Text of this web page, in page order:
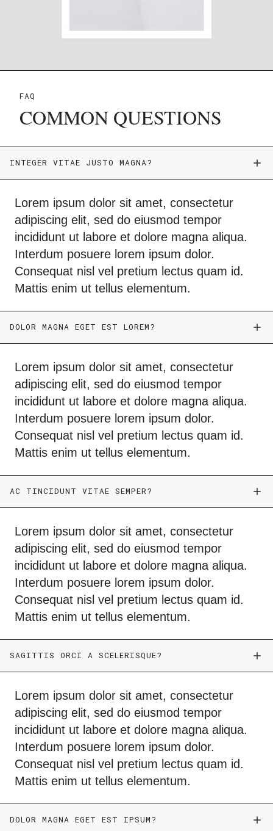
FAQ
COMMON QUESTIONS
INTEGER VITAE JUSTO MAGNA?
Lorem ipsum dolor sit amet, consectetur
adipiscing elit, sed do eiusmod tempor
incididunt ut labore et dolore magna aliqua.
Interdum posuere lorem ipsum dolor.
Consequat nisl vel pretium lectus quam id.
Mattis enim ut tellus elementum.
DOLOR MAGNA EGET EST LOREM?
Lorem ipsum dolor sit amet, consectetur
adipiscing elit, sed do eiusmod tempor
incididunt ut labore et dolore magna aliqua.
Interdum posuere lorem ipsum dolor.
Consequat nisl vel pretium lectus quam id.
Mattis enim ut tellus elementum.
AC TINCIDUNT VITAE SEMPER?
Lorem ipsum dolor sit amet, consectetur
adipiscing elit, sed do eiusmod tempor
incididunt ut labore et dolore magna aliqua.
Interdum posuere lorem ipsum dolor.
Consequat nisl vel pretium lectus quam id.
Mattis enim ut tellus elementum.
SAGITTIS ORCI A SCELERISQUE?
Lorem ipsum dolor sit amet, consectetur
adipiscing elit, sed do eiusmod tempor
incididunt ut labore et dolore magna aliqua.
Interdum posuere lorem ipsum dolor.
Consequat nisl vel pretium lectus quam id.
Mattis enim ut tellus elementum.
DOLOR MAGNA EGET EST IPSUM?